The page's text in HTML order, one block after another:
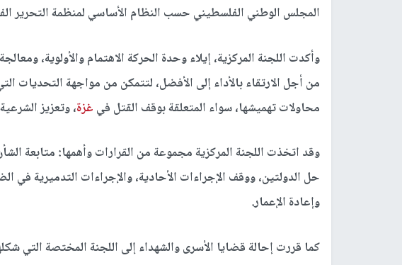
المجلس الوطني الفلسطيني حسب النظام الأساسي لمنظمة التحرير
وأكدت اللجنة المركزية، إيلاء وحدة الحركة الاهتمام والأولوية،
من أجل الارتقاء بالأداء إلى الأفضل، لتتمكن من مواجهة التحديات
محاولات تهميشها، سواء المتعلقة بوقف القتل في غزة، وتعزيز
وقد اتخذت اللجنة المركزية مجموعة من القرارات وأهمها: متابعة
حل الدولتين، ووقف الإجراءات الأحادية، والإجراءات التدميرية في
وإعادة الإعمار.
كما قررت إحالة قضايا الأسرى والشهداء إلى اللجنة المختصة التي